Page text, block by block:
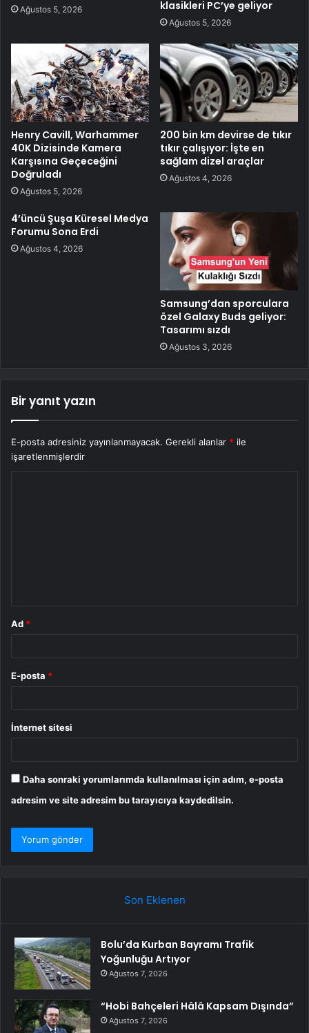
Ağustos 5, 2026 klasikleri PC’ye geliyor
Ağustos 5, 2026
Henry Cavill, Warhammer
40K Dizisinde Kamera
Karşısına Geçeceğini
Doğruladı
Ağustos 5, 2026
200 bin km devirse de tıkır
tıkır çalışıyor: İşte en
sağlam dizel araçlar
Ağustos 4, 2026
4’üncü Şuşa Küresel Medya
Forumu Sona Erdi
Ağustos 4, 2026
Samsung’dan sporculara
özel Galaxy Buds geliyor:
Tasarımı sızdı
Ağustos 3, 2026
Bir yanıt yazın
E-posta adresiniz yayınlanmayacak. Gerekli alanlar * ile
işaretlenmişlerdir
Ad *
E-posta *
İnternet sitesi
Daha sonraki yorumlarımda kullanılması için adım, e-posta
adresim ve site adresim bu tarayıcıya kaydedilsin.
Son Eklenen
Bolu’da Kurban Bayramı Trafik
Yoğunluğu Artıyor
Ağustos 7, 2026
“Hobi Bahçeleri Hâlâ Kapsam Dışında”
Ağustos 7, 2026